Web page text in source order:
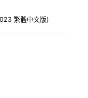
繁體中文版)